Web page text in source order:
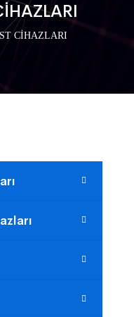
CİHAZLARI